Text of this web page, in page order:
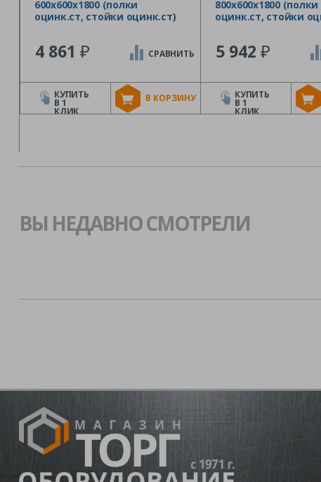
600х600х1800 (полки
оцинк.ст, стойки оцинк.ст)
4 861 ₽
В КОРЗИНУ
СРАВНИТЬ
КУПИТЬ
В 1
КЛИК
800х600х1800 (полки
оцинк.ст, стойки
5 942 ₽
КУПИТЬ
В 1
КЛИК
ВЫ НЕДАВНО СМОТРЕЛИ